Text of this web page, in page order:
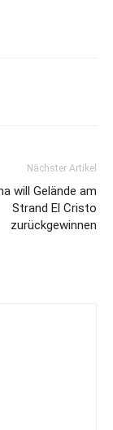
Nächster Artikel
will Gelände am
Strand El Cristo
zurückgewinnen